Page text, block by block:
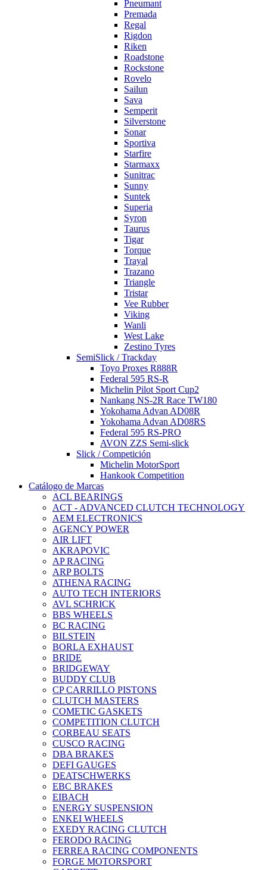
Pneumant
Premada
Regal
Rigdon
Riken
Roadstone
Rockstone
Rovelo
Sailun
Sava
Semperit
Silverstone
Sonar
Sportiva
Starfire
Starmaxx
Sunitrac
Sunny
Suntek
Superia
Syron
Taurus
Tigar
Torque
Trayal
Trazano
Triangle
Tristar
Vee Rubber
Viking
Wanli
West Lake
Zestino Tyres
SemiSlick / Trackday
Toyo Proxes R888R
Federal 595 RS-R
Michelin Pilot Sport Cup2
Nankang NS-2R Race TW180
Yokohama Advan AD08R
Yokohama Advan AD08RS
Federal 595 RS-PRO
AVON ZZS Semi-slick
Slick / Competición
Michelin MotorSport
Hankook Competition
Catálogo de Marcas
ACL BEARINGS
ACT - ADVANCED CLUTCH TECHNOLOGY
AEM ELECTRONICS
AGENCY POWER
AIR LIFT
AKRAPOVIC
AP RACING
ARP BOLTS
ATHENA RACING
AUTO TECH INTERIORS
AVL SCHRICK
BBS WHEELS
BC RACING
BILSTEIN
BORLA EXHAUST
BRIDE
BRIDGEWAY
BUDDY CLUB
CP CARRILLO PISTONS
CLUTCH MASTERS
COMETIC GASKETS
COMPETITION CLUTCH
CORBEAU SEATS
CUSCO RACING
DBA BRAKES
DEFI GAUGES
DEATSCHWERKS
EBC BRAKES
EIBACH
ENERGY SUSPENSION
ENKEI WHEELS
EXEDY RACING CLUTCH
FERODO RACING
FERREA RACING COMPONENTS
FORGE MOTORSPORT